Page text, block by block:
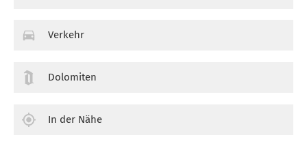
Verkehr
Dolomiten
In der Nähe